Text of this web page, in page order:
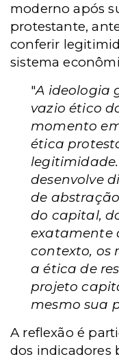
moderno após
protestante,
conferir
sistema
"A ideologia
vazio ético
momento
ética
desenvolve
de
do capital,
exatamente
contexto, os
a ética de
projeto
mesmo sua
A reflexão é
dos indicadores